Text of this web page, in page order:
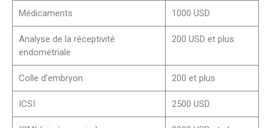
Médicaments 1000 USD
Analyse de la réceptivité
endométriale
200 USD et plus
Colle d’embryon 200 et plus
ICSI 2500 USD